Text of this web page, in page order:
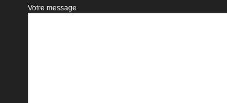
Votre message